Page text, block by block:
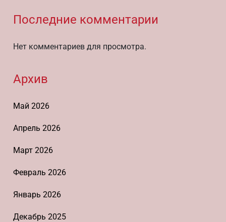
Последние комментарии
Нет комментариев для просмотра.
Архив
Май 2026
Апрель 2026
Март 2026
Февраль 2026
Январь 2026
Декабрь 2025